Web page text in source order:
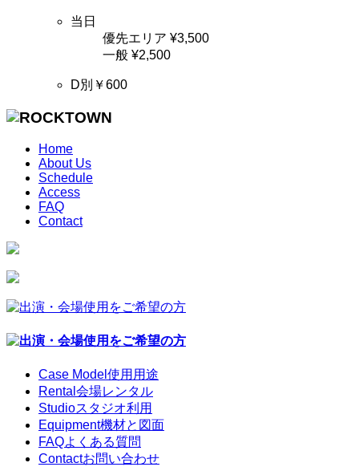
当日
優先エリア ¥3,500
一般 ¥2,500
D別￥600
Home
About Us
Schedule
Access
FAQ
Contact
Case Model 使用用途
Rental 会場レンタル
Studioスタジオ利用
Equipment機材と図面
FAQよくある質問
Contactお問い合わせ